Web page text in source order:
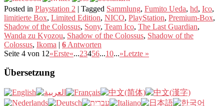
Posted in Playstation 2 | Tagged Sammlung, Fumito Ueda, hd, Ico,
limitierte Box, Limited Edition, NICO, PlayStation, Premium-Box,
Shadow of the Colossus, Sony, Team Ico, The Last Guardian,
Wanda zu Kyozou, Shadow of the Colossus, Shadow of the
Colossus, Ikoma | 6 Antworten
Seite 4 von 12«Erste«...23456...10...»Letzte »
Übersetzung